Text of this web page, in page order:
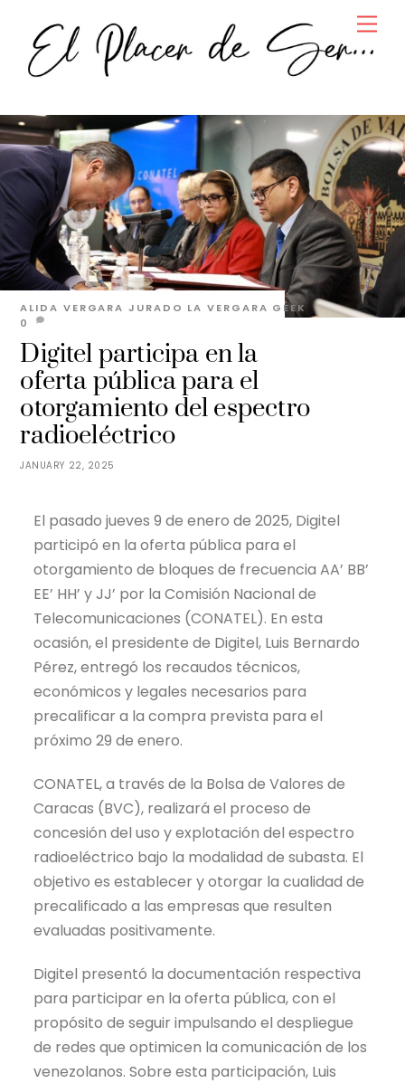
content
JANUARY 22, 2025
Digitel participa en la
oferta pública para el
otorgamiento del espectro
radioeléctrico
ALIDA VERGARA JURADO LA VERGARA GEEK
0
El pasado jueves 9 de enero de 2025, Digitel
participó en la oferta pública para el
otorgamiento de bloques de frecuencia AA’ BB’
EE’ HH’ y JJ’ por la Comisión Nacional de
Telecomunicaciones (CONATEL). En esta
ocasión, el presidente de Digitel, Luis Bernardo
Pérez, entregó los recaudos técnicos,
económicos y legales necesarios para
precalificar a la compra prevista para el
próximo 29 de enero.
CONATEL, a través de la Bolsa de Valores de
Caracas (BVC), realizará el proceso de
concesión del uso y explotación del espectro
radioeléctrico bajo la modalidad de subasta. El
objetivo es establecer y otorgar la cualidad de
precalificado a las empresas que resulten
evaluadas positivamente.
Digitel presentó la documentación respectiva
para participar en la oferta pública, con el
propósito de seguir impulsando el despliegue
de redes que optimicen la comunicación de los
venezolanos. Sobre esta participación, Luis